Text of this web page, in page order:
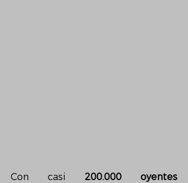
Con casi 200.000 oyentes